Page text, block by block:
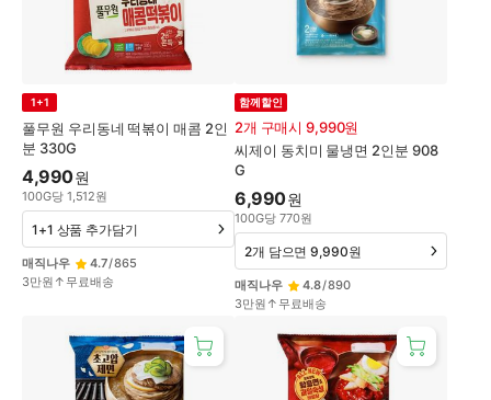
풀무원 우리동네 떡볶이 매콤 2인
분 330G
1+1
4,990원
100G당 1,512원
매직나우 4.7/865
3만원↑무료배송
1+1 상품 추가담기
씨제이 동치미 물냉면 2인분 908
G
함께할인
2개 구매시 9,990원
6,990원
100G당 770원
매직나우 4.8/890
3만원↑무료배송
2개 담으면 9,990원